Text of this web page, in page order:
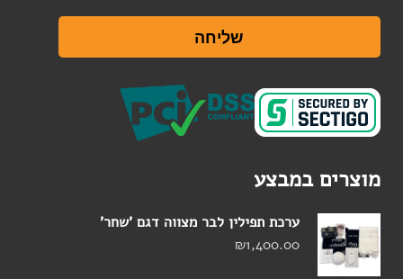
שליחה
מוצרים במבצע
ערכת תפילין לבר מצווה דגם 'שחר'
₪1,400.00